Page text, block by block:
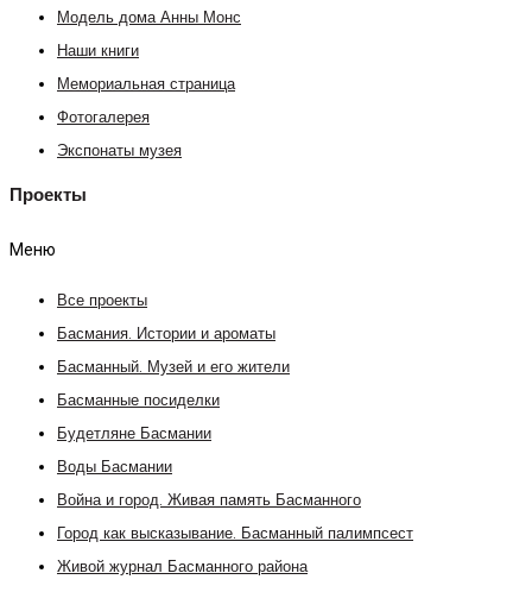
Модель дома Анны Монс
Наши книги
Мемориальная страница
Фотогалерея
Экспонаты музея
Проекты
Меню
Все проекты
Басмания. Истории и ароматы
Басманный. Музей и его жители
Басманные посиделки
Будетляне Басмании
Воды Басмании
Война и город. Живая память Басманного
Город как высказывание. Басманный палимпсест
Живой журнал Басманного района